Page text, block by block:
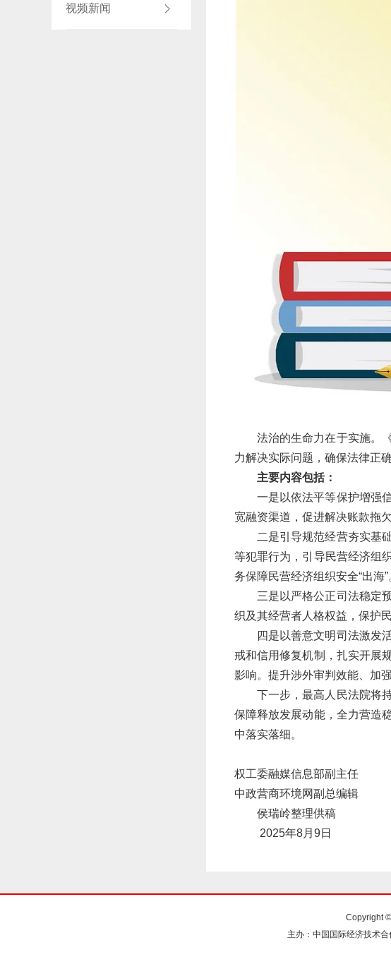
视频新闻
法治的生命力在于实施。
力解决实际问题，确保法律正
主要内容包括：
一是以依法平等保护增强
宽融资渠道，促进解决账款拖
二是引导规范经营夯实基
等犯罪行为，引导民营经济组
务保障民营经济组织安全“出海”
三是以严格公正司法稳定
织及其经营者人格权益，保护
四是以善意文明司法激发
戒和信用修复机制，扎实开展
影响。提升涉外审判效能、加
下一步，最高人民法院将
保障释放发展动能，全力营造
中落实落细。
权工委融媒信息部副主任
中政营商环境网副总编辑
侯瑞岭整理供稿
2025年8月9日
Copyright
主办：中国国际经济技术